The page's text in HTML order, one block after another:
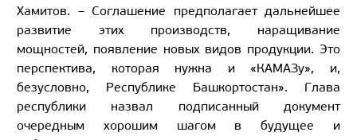
Хамитов. – Соглашение предполагает дальнейшее
развитие этих производств, наращивание
мощностей, появление новых видов продукции. Это
перспектива, которая нужна и «КАМАЗу», и,
безусловно, Республике Башкортостан». Глава
республики назвал подписанный документ
очередным хорошим шагом в будущее и